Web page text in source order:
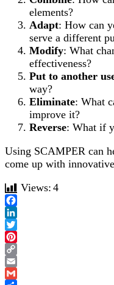
elements?
Adapt: How can
serve a different
Modify: What
effectiveness?
Put to another
way?
Eliminate: What
improve it?
Reverse: What if
Using SCAMPER can
come up with
Views: 4
Facebook
LinkedIn
Twitter
Pinterest
Copy
Link
Email